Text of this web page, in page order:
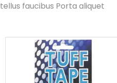
faucibus Porta aliquet